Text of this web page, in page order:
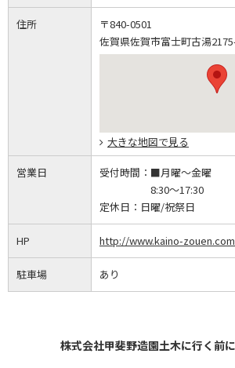
住所
〒840-0501
佐賀県佐賀市富士町古湯
大きな地図で見る
営業日 受付時間： ■月曜～金曜
8:30～17:30
定休日： 日曜/祝祭日
HP http://www.kaino-
駐車場 あり
株式会社甲斐野造園土木に行く前